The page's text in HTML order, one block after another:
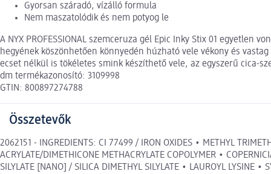
Gyorsan száradó, vízálló formula
Nem maszatolódik és nem potyog le
A NYX PROFESSIONAL szemceruza gél Epic Inky Stix 01
hegyének köszönhetően könnyedén húzható vele vékony és
ecset nélkül is tökéletes smink készíthető vele, az egyszerű cica-
dm termékazonosító: 3109998
GTIN: 800897274788
Összetevők
2062151 - INGREDIENTS: CI 77499 / IRON OXIDES • METHYL
ACRYLATE/DIMETHICONE METHACRYLATE COPOLYMER •
SILYLATE [NANO] / SILICA DIMETHYL SILYLATE • LAUROYL LYSINE •